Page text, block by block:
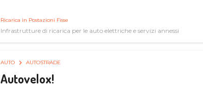
Ricarica in Postazioni Fisse
Infrastrutture di ricarica per le auto elettriche e servizi annessi
AUTO AUTOSTRADE
Autovelox!